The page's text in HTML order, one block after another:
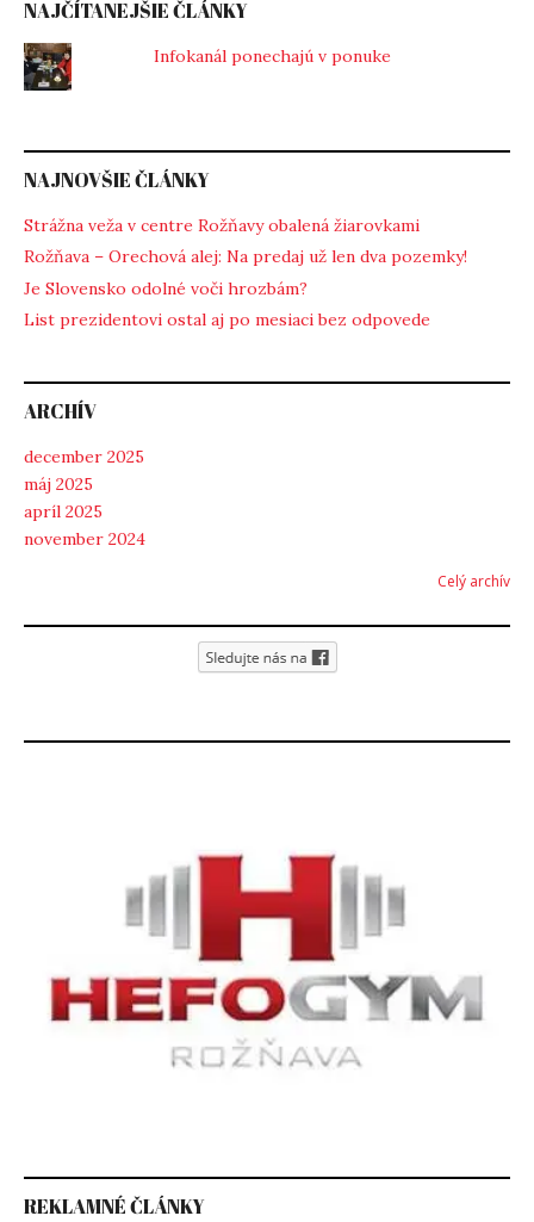
NAJČÍTANEJŠIE ČLÁNKY
Infokanál ponechajú v ponuke
NAJNOVŠIE ČLÁNKY
Strážna veža v centre Rožňavy obalená žiarovkami
Rožňava – Orechová alej: Na predaj už len dva pozemky!
Je Slovensko odolné voči hrozbám?
List prezidentovi ostal aj po mesiaci bez odpovede
ARCHÍV
december 2025
máj 2025
apríl 2025
november 2024
Celý archív
REKLAMNÉ ČLÁNKY